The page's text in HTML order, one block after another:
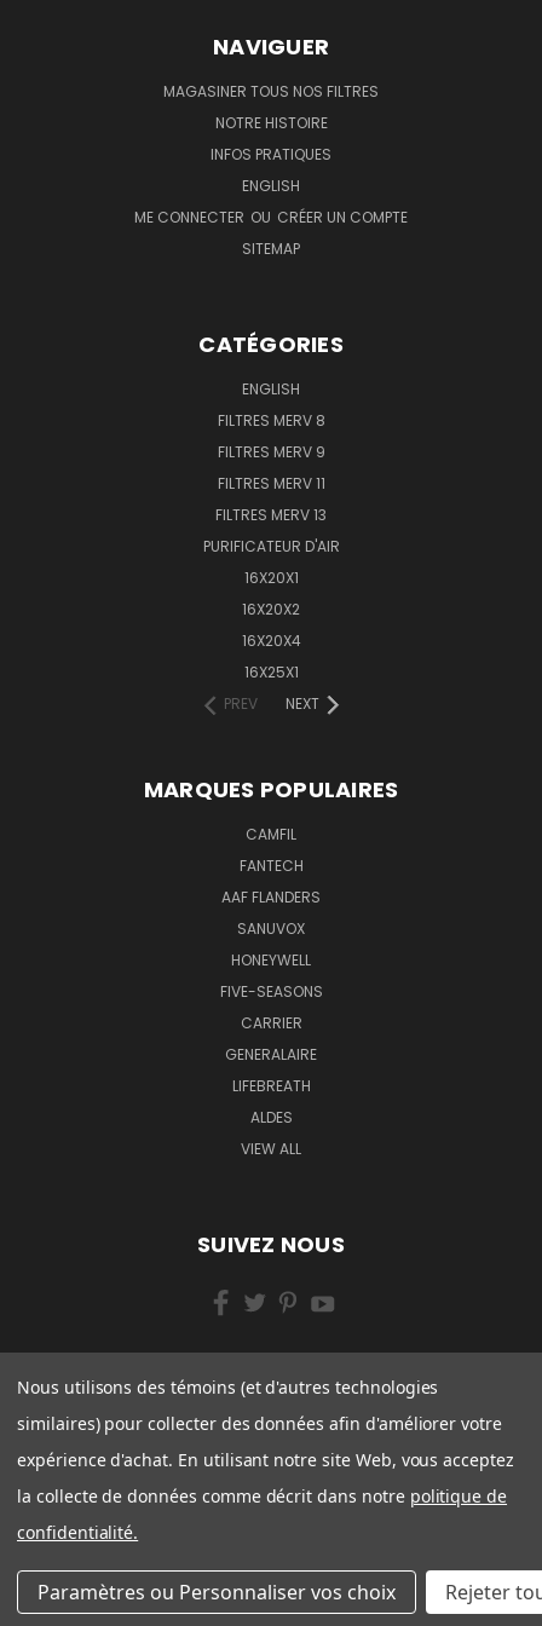
NAVIGUER
MAGASINER TOUS NOS FILTRES
NOTRE HISTOIRE
INFOS PRATIQUES
ENGLISH
ME CONNECTER OU CRÉER UN COMPTE
SITEMAP
CATÉGORIES
ENGLISH
FILTRES MERV 8
FILTRES MERV 9
FILTRES MERV 11
FILTRES MERV 13
PURIFICATEUR D'AIR
16X20X1
16X20X2
16X20X4
16X25X1
PREV
NEXT
MARQUES POPULAIRES
CAMFIL
FANTECH
AAF FLANDERS
SANUVOX
HONEYWELL
FIVE-SEASONS
CARRIER
GENERALAIRE
LIFEBREATH
ALDES
VIEW ALL
SUIVEZ NOUS
Nous utilisons des témoins (et d'autres technologies
similaires) pour collecter des données afin d'améliorer votre
expérience d'achat. En utilisant notre site Web, vous acceptez
la collecte de données comme décrit dans notre politique de
confidentialité.
Paramètres ou Personnaliser vos choix Rejeter